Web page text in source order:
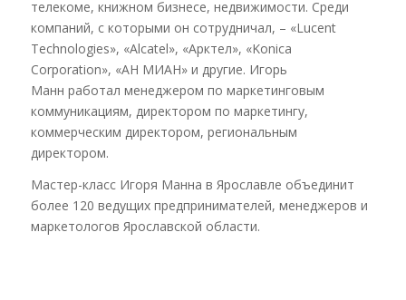
телекоме, книжном бизнесе, недвижимости. Среди
компаний, с которыми он сотрудничал, – «Lucent
Technologies», «Alcatel», «Арктел», «Konica
Corporation», «АН МИАН» и другие. Игорь
Манн работал менеджером по маркетинговым
коммуникациям, директором по маркетингу,
коммерческим директором, региональным
директором.
Мастер-класс Игоря Манна в Ярославле объединит
более 120 ведущих предпринимателей, менеджеров и
маркетологов Ярославской области.